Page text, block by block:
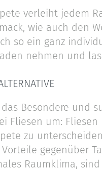
verleiht jedem
wie auch den
so ein ganz
nehmen und
Besondere und
Fliesen um:
zu
gegenüber
Raumklima,